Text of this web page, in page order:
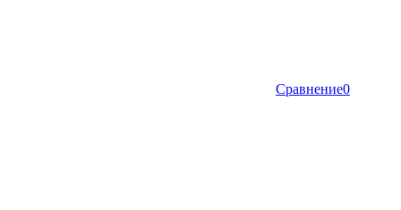
Сравнение0